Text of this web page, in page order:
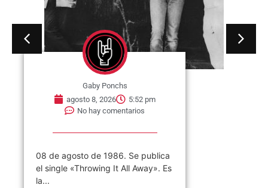
Gaby Ponchs
agosto 8, 2026
5:52 pm
No hay comentarios
08 de agosto de 1986. Se publica
el single «Throwing It All Away». Es
la...